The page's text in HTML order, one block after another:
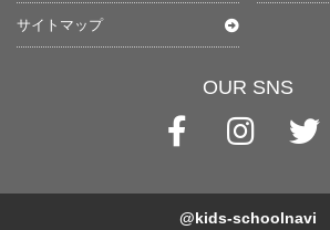
サイトマップ
OUR SNS
@kids-schoolnavi